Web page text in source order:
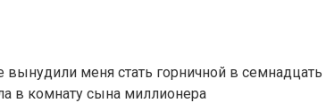
вынудили меня стать горничной в
в комнату сына миллионера